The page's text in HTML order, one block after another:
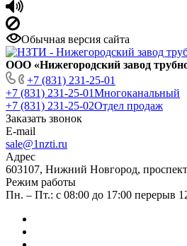
Обычная версия сайта
ООО «Нижегородский завод
+7 (831) 231-25-01
+7 (831) 231-25-01Многоканальный
+7 (831) 231-25-02Отдел продаж
Заказать звонок
E-mail
sale@1nzti.ru
Адрес
603107, Нижний Новгород, проспект
Режим работы
Пн. – Пт.: с 08:00 до 17:00 перерыв